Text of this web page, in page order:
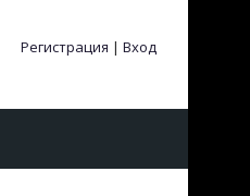
Регистрация | Вход